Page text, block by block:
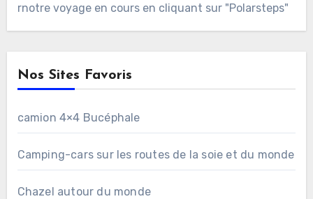
rnotre voyage en cours en cliquant sur "Polarsteps"
Nos Sites Favoris
camion 4×4 Bucéphale
Camping-cars sur les routes de la soie et du monde
Chazel autour du monde